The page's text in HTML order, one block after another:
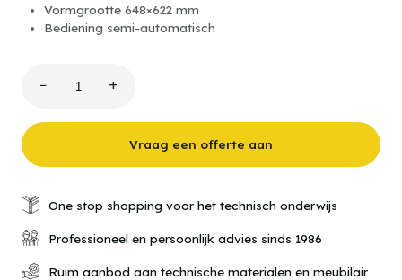
Vormgrootte 648×622 mm
Bediening semi-automatisch
−
aantal
+
Vraag een offerte aan
One stop shopping voor het technisch onderwijs
Professioneel en persoonlijk advies sinds 1986
Ruim aanbod aan technische materialen en meubilair